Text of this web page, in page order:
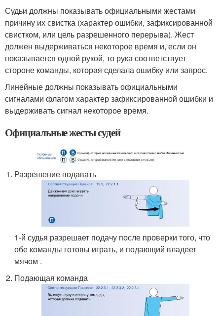
Судьи должны показывать официальными жестами
причину их свистка (характер ошибки, зафиксированной
свистком, или цель разрешенного перерыва). Жест
должен выдерживаться некоторое время и, если он
показывается одной рукой, то рука соответствует
стороне команды, которая сделала ошибку или запрос.
Линейные должны показывать официальными
сигналами флагом характер зафиксированной ошибки и
выдерживать сигнал некоторое время.
Официальные жесты судей
Разрешение подавать
1-й судья разрешает подачу после проверки того, что
обе команды готовы играть, и подающий владеет
мячом .
Подающая команда